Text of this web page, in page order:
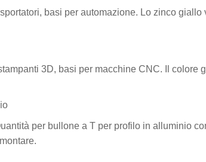
basi per automazione. Lo zinco giallo
3D, basi per macchine CNC. Il colore
per bullone a T per profilo in alluminio